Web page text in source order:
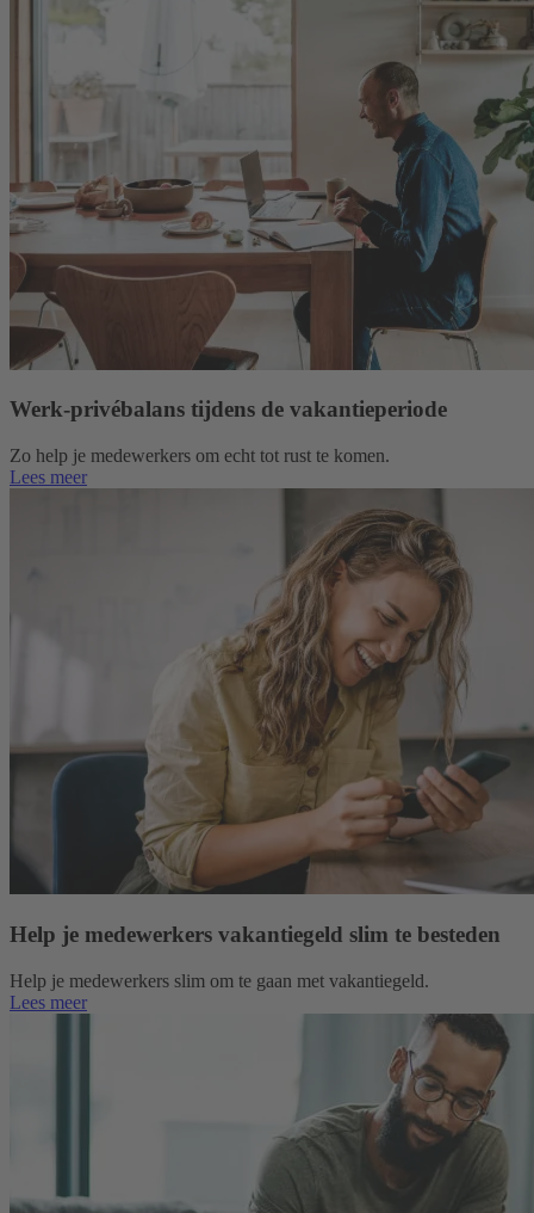
Werk-privébalans tijdens de vakantieperiode
Zo help je medewerkers om echt tot rust te komen.
Lees meer
Help je medewerkers vakantiegeld slim te besteden
Help je medewerkers slim om te gaan met vakantiegeld.
Lees meer